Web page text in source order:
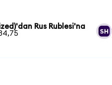
Rus Rublesi'na